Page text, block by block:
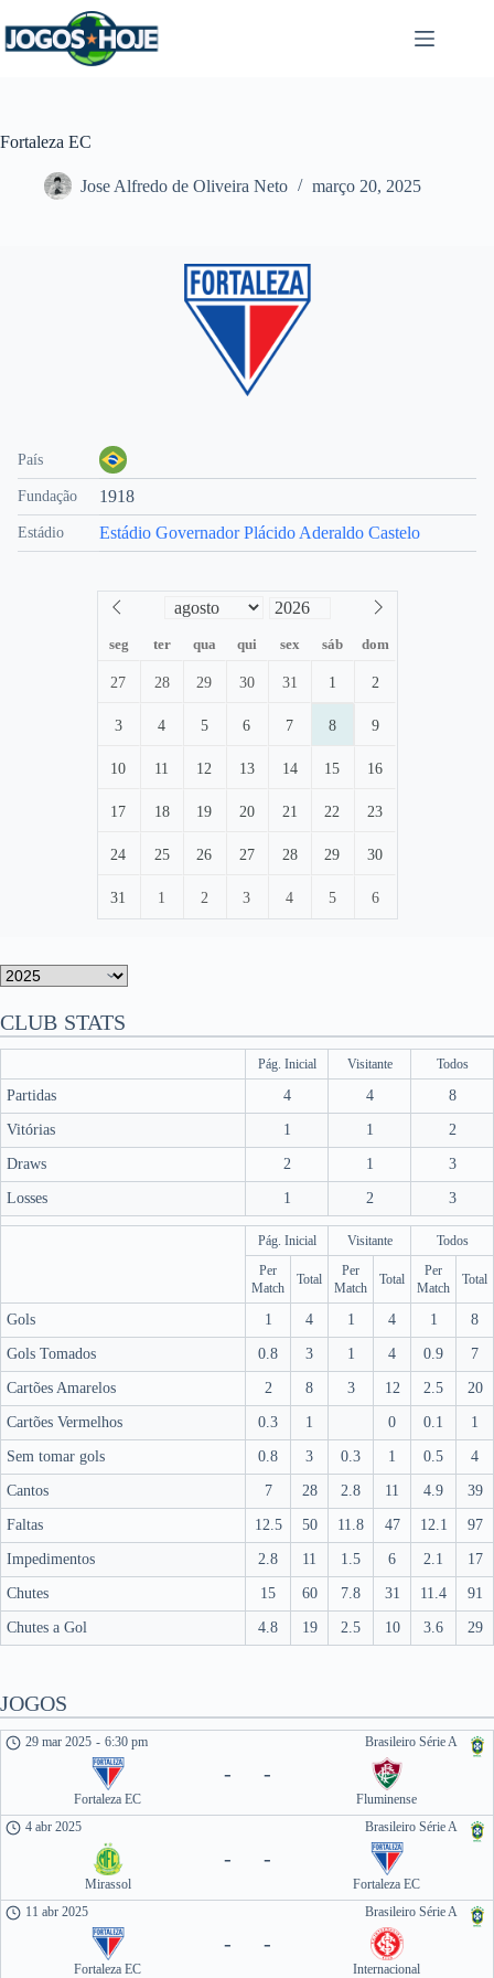
para
o
Fortaleza EC
Jose Alfredo de Oliveira Neto março 20, 2025
País
Fundação 1918
Estádio Estádio Governador Plácido Aderaldo Castelo
seg ter qua qui sex sáb dom
27 28 29 30 31 1 2
3 4 5 6 7 8 9
10 11 12 13 14 15 16
17 18 19 20 21 22 23
24 25 26 27 28 29 30
31 1 2 3 4 5 6
CLUB STATS
Pág. Inicial Visitante Todos
Partidas 4 4 8
Vitórias 1 1 2
Draws 2 1 3
Losses 1 2 3
Pág. Inicial Visitante
Todos
Per
Match
Total
Per
Match
Total
Per
Match
Total
Gols 1 4 1 4 1 8
Gols Tomados 0.8 3 1 4 0.9 7
Cartões Amarelos 2 8 3 12 2.5 20
Cartões Vermelhos 0.3 1 0 0.1 1
Sem tomar gols 0.8 3 0.3 1 0.5 4
Cantos 7 28 2.8 11 4.9 39
Faltas 12.5 50 11.8 47 12.1 97
Impedimentos 2.8 11 1.5 6 2.1 17
Chutes 15 60 7.8 31 11.4 91
Chutes a Gol 4.8 19 2.5 10 3.6 29
JOGOS
Brasileiro Série A
29 mar 2025 - 6:30 pm
Fortaleza EC
- -
Fluminense
Brasileiro Série A
4 abr 2025
Mirassol
- -
Fortaleza EC
Brasileiro Série A
11 abr 2025
Fortaleza EC
- -
Internacional